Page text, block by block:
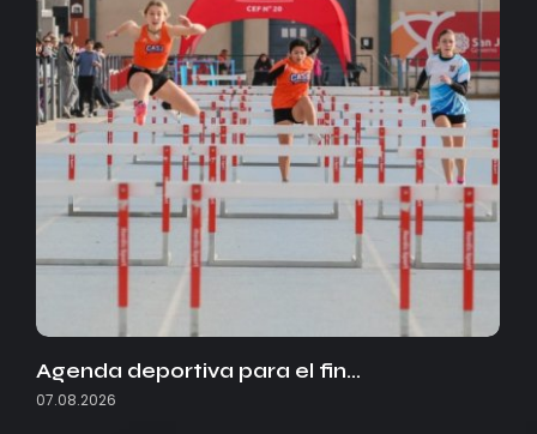
Agenda deportiva para el fin…
07.08.2026